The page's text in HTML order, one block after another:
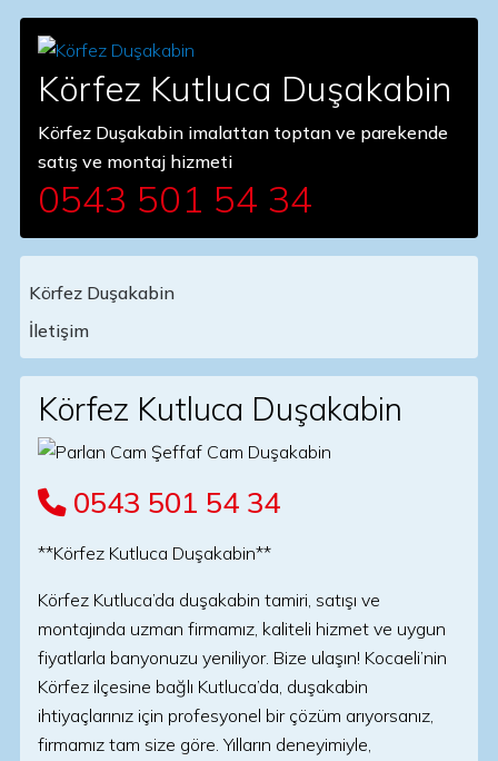
Körfez Kutluca Duşakabin
Körfez Duşakabin imalattan toptan ve parekende
satış ve montaj hizmeti
0543 501 54 34
Main Navigation
Körfez Duşakabin
İletişim
Körfez Kutluca Duşakabin
0543 501 54 34
**Körfez Kutluca Duşakabin**
Körfez Kutluca’da duşakabin tamiri, satışı ve
montajında uzman firmamız, kaliteli hizmet ve uygun
fiyatlarla banyonuzu yeniliyor. Bize ulaşın! Kocaeli’nin
Körfez ilçesine bağlı Kutluca’da, duşakabin
ihtiyaçlarınız için profesyonel bir çözüm arıyorsanız,
firmamız tam size göre. Yılların deneyimiyle,